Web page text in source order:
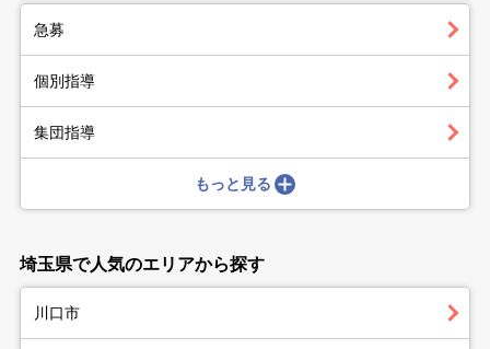
急募
個別指導
集団指導
もっと見る
埼玉県で人気のエリアから探す
川口市